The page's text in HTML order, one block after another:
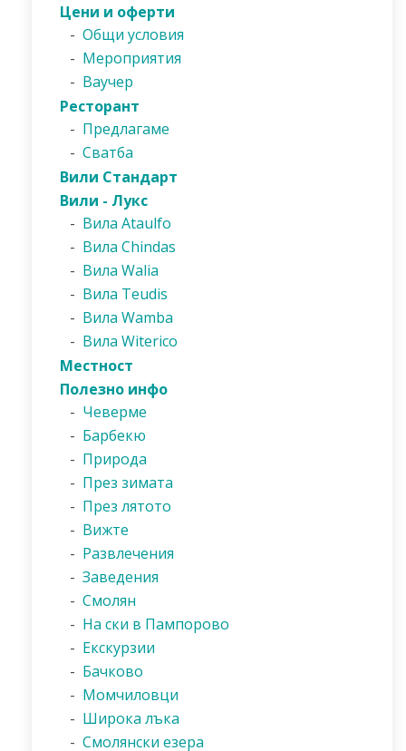
Цени и оферти
- Общи условия
- Мероприятия
- Ваучер
Ресторант
- Предлагаме
- Сватба
Вили Стандарт
Вили - Лукс
- Вила Ataulfo
- Вила Chindas
- Вила Walia
- Вила Teudis
- Вила Wamba
- Вила Witerico
Местност
Полезно инфо
- Чеверме
- Барбекю
- Природа
- През зимата
- През лятото
- Вижте
- Развлечения
- Заведения
- Смолян
- На ски в Пампорово
- Екскурзии
- Бачково
- Момчиловци
- Широка лъка
- Смолянски езера